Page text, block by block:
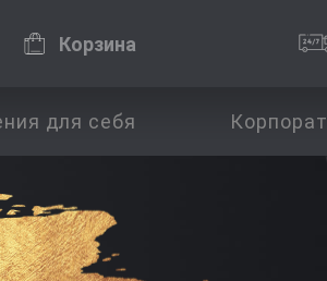
Корзина
для себя